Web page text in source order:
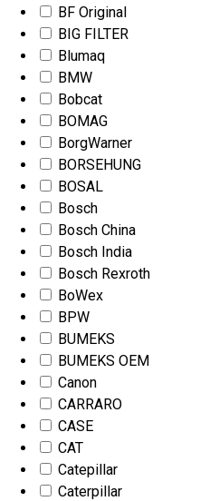
BF Original
BIG FILTER
Blumaq
BMW
Bobcat
BOMAG
BorgWarner
BORSEHUNG
BOSAL
Bosch
Bosch China
Bosch India
Bosch Rexroth
BoWex
BPW
BUMEKS
BUMEKS OEM
Canon
CARRARO
CASE
CAT
Catepillar
Caterpillar